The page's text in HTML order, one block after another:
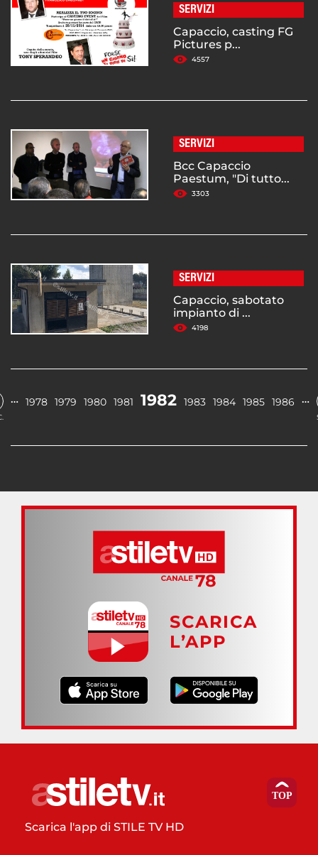
SERVIZI
Capaccio, casting FG
Pictures p...
4557
SERVIZI
Bcc Capaccio
Paestum, "Di tutto...
3303
SERVIZI
Capaccio, sabotato
impianto di ...
4198
… 1978 1979 1980 1981 1982 1983 1984 1985 1986 …
SCARICA
L’APP
Scarica l'app di STILE TV HD